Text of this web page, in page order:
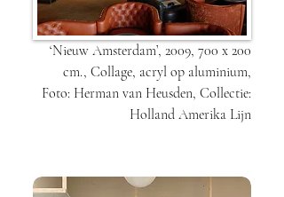
‘Nieuw Amsterdam’, 2009, 700 x 200
cm., Collage, acryl op aluminium,
Foto: Herman van Heusden, Collectie:
Holland Amerika Lijn